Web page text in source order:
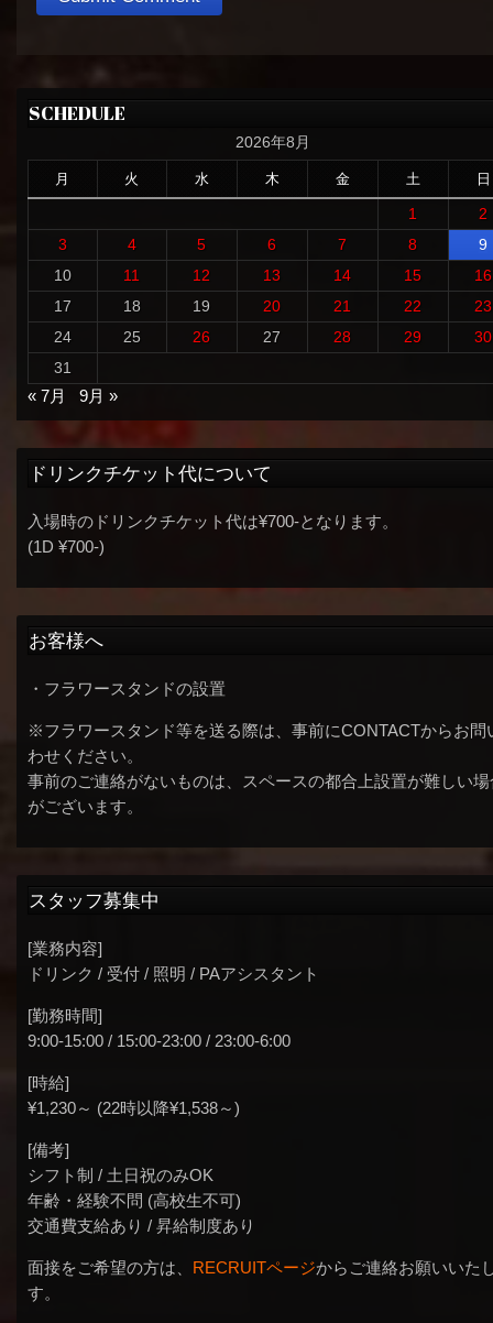
SCHEDULE
2026年8月
月 火 水 木 金 土 日
1
2
3
4 5 6 7 8
9
10
11 12 13 14 15
16
17
18 19 20 21 22
23
24
25 26 27 28 29
30
31
« 7月
9月 »
ドリンクチケット代について
入場時のドリンクチケット代は¥700-となります。
(1D ¥700-)
お客様へ
・フラワースタンドの設置
※フラワースタンド等を送る際は、事前にCONTACTからお問
わせください。
事前のご連絡がないものは、スペースの都合上設置が難しい場
がございます。
スタッフ募集中
[業務内容]
ドリンク / 受付 / 照明 / PAアシスタント
[勤務時間]
9:00-15:00 / 15:00-23:00 / 23:00-6:00
[時給]
¥1,230～ (22時以降¥1,538～)
[備考]
シフト制 / 土日祝のみOK
年齢・経験不問 (高校生不可)
交通費支給あり / 昇給制度あり
面接をご希望の方は、 RECRUITページからご連絡お願いいた
す。